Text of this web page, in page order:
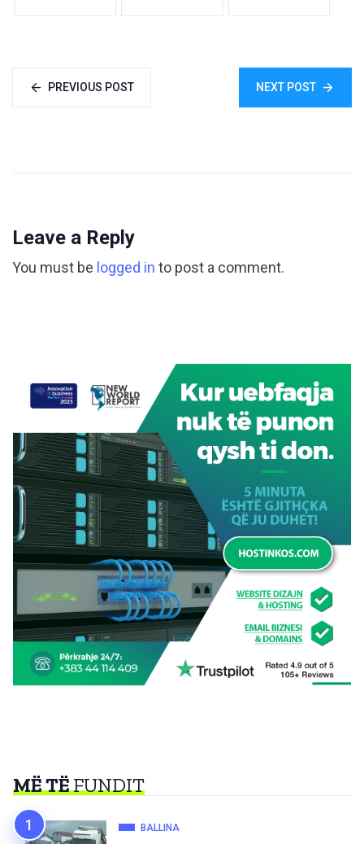
PREVIOUS POST NEXT POST
Leave a Reply
You must be logged in to post a comment.
MË TËFUNDIT
BALLINA